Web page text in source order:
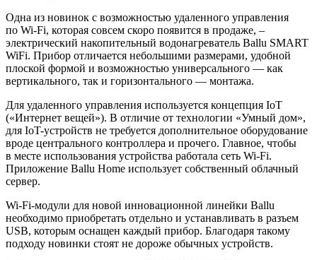
Одна из новинок с возможностью удаленного управления
по Wi-Fi, которая совсем скоро появится в продаже, ‒
электрический накопительный водонагреватель Ballu SMART
WiFi. Прибор отличается небольшими размерами, удобной
плоской формой и возможностью универсального — как
вертикального, так и горизонтального — монтажа.
Для удаленного управления используется концепция IoT
(«Интернет вещей»). В отличие от технологии «Умный дом»,
для IoT-устройств не требуется дополнительное оборудование
вроде центрального контроллера и прочего. Главное, чтобы
в месте использования устройства работала сеть Wi-Fi.
Приложение Ballu Home использует собственный облачный
сервер.
Wi-Fi-модули для новой инновационной линейки Ballu
необходимо приобретать отдельно и устанавливать в разъем
USB, которым оснащен каждый прибор. Благодаря такому
подходу новинки стоят не дороже обычных устройств.